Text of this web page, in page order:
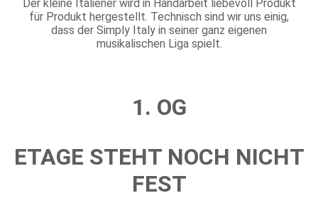
Der kleine Italiener wird in Handarbeit liebevoll Produkt
für Produkt hergestellt. Technisch sind wir uns einig,
dass der Simply Italy in seiner ganz eigenen
musikalischen Liga spielt.
1. OG
ETAGE STEHT NOCH NICHT
FEST